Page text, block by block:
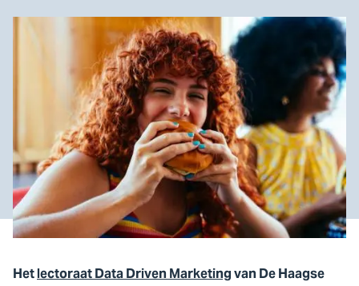
Hetlectoraat Data Driven Marketingvan De Haagse